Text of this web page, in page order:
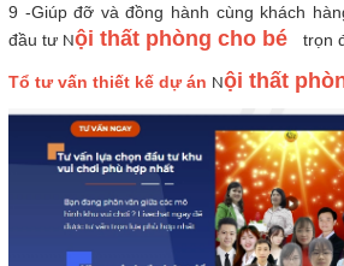
9 -Giúp đỡ và đồng hành cùng khách
đầu tư Nội thất phòng cho bé trọn
Tổ tư vấn thiết kế dự án Nội thất